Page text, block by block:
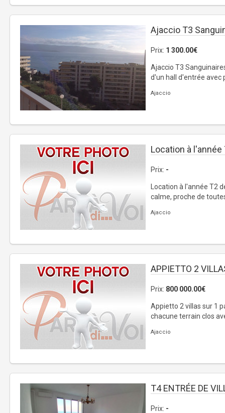
Ajaccio T3
Prix: 1 300.00€
Ajaccio T3
d'un hall d'entrée avec
Ajaccio
Location à l'année
Prix: -
Location à l'année T2
calme, proche de
Ajaccio
APPIETTO 2
Prix: 800 000.00€
Appietto 2 villas sur 1
chacune terrain clos
Ajaccio
T4 ENTRÉE DE
Prix: -